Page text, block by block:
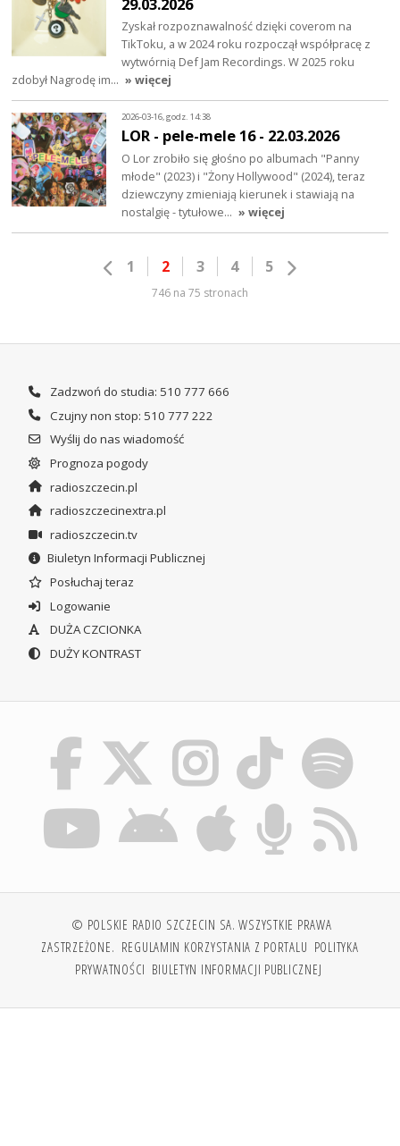
Zyskał rozpoznawalność dzięki coverom na
TikToku, a w 2024 roku rozpoczął współpracę z
wytwórnią Def Jam Recordings. W 2025 roku
zdobył Nagrodę im… » więcej
2026-03-16, godz. 14:38
LOR - pele-mele 16 - 22.03.2026
O Lor zrobiło się głośno po albumach "Panny
młode" (2023) i "Żony Hollywood" (2024), teraz
dziewczyny zmieniają kierunek i stawiają na
nostalgię - tytułowe… » więcej
1 2 3 4 5
746 na 75 stronach
Zadzwoń do studia: 510 777 666
Czujny non stop: 510 777 222
Wyślij do nas wiadomość
Prognoza pogody
radioszczecin.pl
radioszczecinextra.pl
radioszczecin.tv
Biuletyn Informacji Publicznej
Posłuchaj teraz
Logowanie
DUŻA CZCIONKA
DUŻY KONTRAST
© POLSKIE RADIO SZCZECIN SA. WSZYSTKIE PRAWA
ZASTRZEŻONE. REGULAMIN KORZYSTANIA Z PORTALU POLITYKA
PRYWATNOŚCI BIULETYN INFORMACJI PUBLICZNEJ